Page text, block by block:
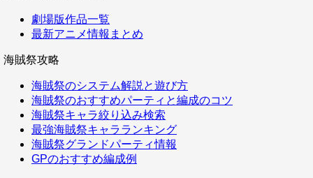
劇場版作品一覧
最新アニメ情報まとめ
海賊祭攻略
海賊祭のシステム解説と遊び方
海賊祭のおすすめパーティと編成のコツ
海賊祭キャラ絞り込み検索
最強海賊祭キャラランキング
海賊祭グランドパーティ情報
GPのおすすめ編成例